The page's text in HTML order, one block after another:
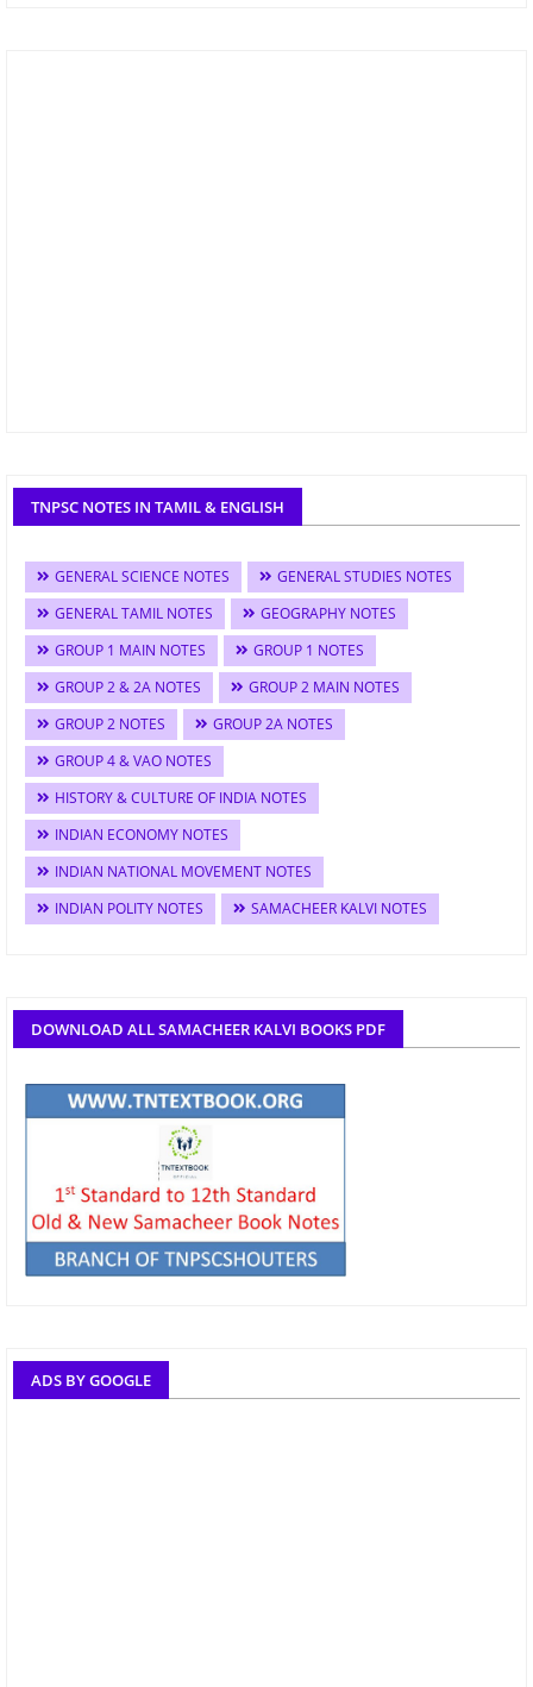
TNPSC NOTES IN TAMIL & ENGLISH
GENERAL SCIENCE NOTES
GENERAL STUDIES NOTES
GENERAL TAMIL NOTES
GEOGRAPHY NOTES
GROUP 1 MAIN NOTES
GROUP 1 NOTES
GROUP 2 & 2A NOTES
GROUP 2 MAIN NOTES
GROUP 2 NOTES
GROUP 2A NOTES
GROUP 4 & VAO NOTES
HISTORY & CULTURE OF INDIA NOTES
INDIAN ECONOMY NOTES
INDIAN NATIONAL MOVEMENT NOTES
INDIAN POLITY NOTES
SAMACHEER KALVI NOTES
DOWNLOAD ALL SAMACHEER KALVI BOOKS PDF
ADS BY GOOGLE